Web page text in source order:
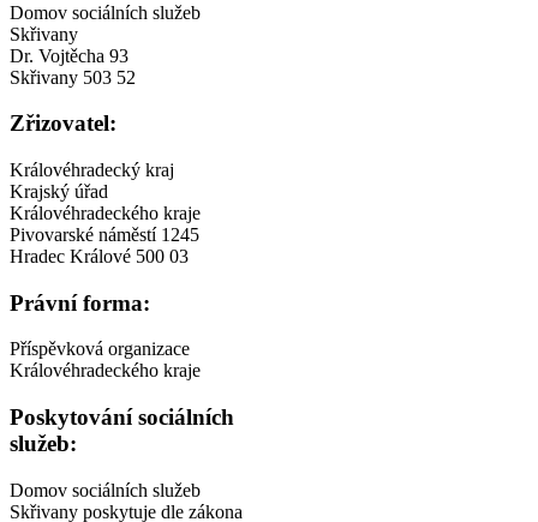
Domov sociálních služeb
Skřivany
Dr. Vojtěcha 93
Skřivany 503 52
Zřizovatel:
Královéhradecký kraj
Krajský úřad
Královéhradeckého kraje
Pivovarské náměstí 1245
Hradec Králové 500 03
Právní forma:
Příspěvková organizace
Královéhradeckého kraje
Poskytování sociálních
služeb:
Domov sociálních služeb
Skřivany poskytuje dle zákona